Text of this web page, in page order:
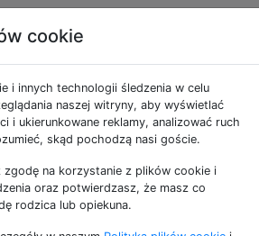
Apple Tagi
proces
jest
nawet jeśli
jest
cookie
i innych technologii śledzenia w celu
naszej witryny, aby wyświetlać
i ukierunkowane reklamy, analizować ruch
skąd pochodzą nasi goście.
zgodę na korzystanie z plików cookie i
oraz potwierdzasz, że masz co
rodzica lub opiekuna.